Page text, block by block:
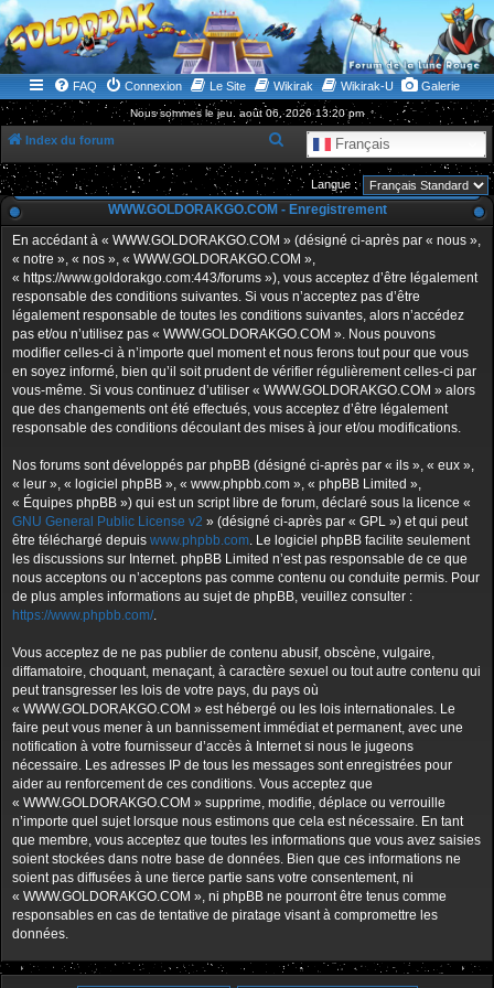
WWW.GOLDORAKGO.COM
le site de la Lune Rouge
FAQ Connexion Le Site Wikirak Wikirak-U Galerie
Nous sommes le jeu. août 06, 2026 13:20 pm
Index du forum Français
e
c
h
e
c
h
e
r
Langue :
WWW.GOLDORAKGO.COM - Enregistrement
En accédant à « WWW.GOLDORAKGO.COM » (désigné ci-après par « nous »,
« notre », « nos », « WWW.GOLDORAKGO.COM »,
« https://www.goldorakgo.com:443/forums »), vous acceptez d’être légalement
responsable des conditions suivantes. Si vous n’acceptez pas d’être
légalement responsable de toutes les conditions suivantes, alors n’accédez
pas et/ou n’utilisez pas « WWW.GOLDORAKGO.COM ». Nous pouvons
modifier celles-ci à n’importe quel moment et nous ferons tout pour que vous
en soyez informé, bien qu’il soit prudent de vérifier régulièrement celles-ci par
vous-même. Si vous continuez d’utiliser « WWW.GOLDORAKGO.COM » alors
que des changements ont été effectués, vous acceptez d’être légalement
responsable des conditions découlant des mises à jour et/ou modifications.
Nos forums sont développés par phpBB (désigné ci-après par « ils », « eux »,
« leur », « logiciel phpBB », « www.phpbb.com », « phpBB Limited »,
« Équipes phpBB ») qui est un script libre de forum, déclaré sous la licence «
GNU General Public License v2 » (désigné ci-après par « GPL ») et qui peut
être téléchargé depuis www.phpbb.com. Le logiciel phpBB facilite seulement
les discussions sur Internet. phpBB Limited n’est pas responsable de ce que
nous acceptons ou n’acceptons pas comme contenu ou conduite permis. Pour
de plus amples informations au sujet de phpBB, veuillez consulter :
https://www.phpbb.com/.
Vous acceptez de ne pas publier de contenu abusif, obscène, vulgaire,
diffamatoire, choquant, menaçant, à caractère sexuel ou tout autre contenu qui
peut transgresser les lois de votre pays, du pays où
« WWW.GOLDORAKGO.COM » est hébergé ou les lois internationales. Le
faire peut vous mener à un bannissement immédiat et permanent, avec une
notification à votre fournisseur d’accès à Internet si nous le jugeons
nécessaire. Les adresses IP de tous les messages sont enregistrées pour
aider au renforcement de ces conditions. Vous acceptez que
« WWW.GOLDORAKGO.COM » supprime, modifie, déplace ou verrouille
n’importe quel sujet lorsque nous estimons que cela est nécessaire. En tant
que membre, vous acceptez que toutes les informations que vous avez saisies
soient stockées dans notre base de données. Bien que ces informations ne
soient pas diffusées à une tierce partie sans votre consentement, ni
« WWW.GOLDORAKGO.COM », ni phpBB ne pourront être tenus comme
responsables en cas de tentative de piratage visant à compromettre les
données.